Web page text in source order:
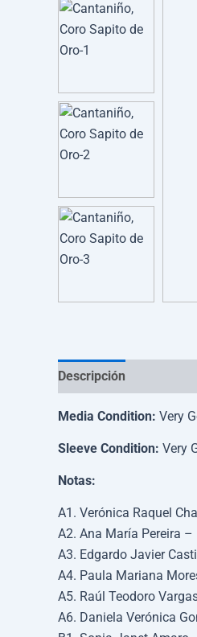
Descripción
Media Condition: Very
Sleeve Condition: Very
Notas:
A1. Verónica Raquel
A2. Ana María Pereira –
A3. Edgardo Javier
A4. Paula Mariana
A5. Raúl Teodoro
A6. Daniela Verónica